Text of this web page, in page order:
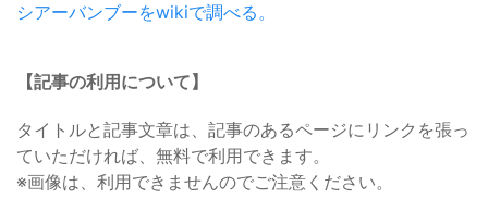
シアーバンブーをwikiで調べる。
【記事の利用について】
タイトルと記事文章は、記事のあるページにリンクを張っ
ていただければ、無料で利用できます。
※画像は、利用できませんのでご注意ください。